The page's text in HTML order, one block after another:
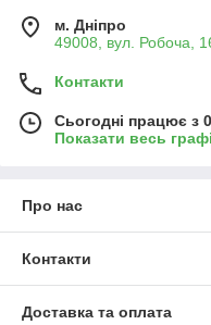
м. Дніпро
49008, вул. Робоча,
Контакти
Сьогодні працює з
Показати весь
Про нас
Контакти
Доставка та оплата